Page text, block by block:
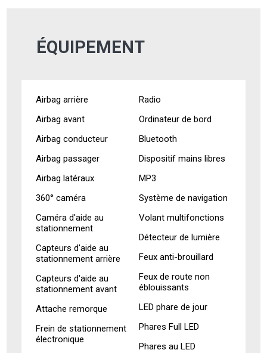
ÉQUIPEMENT
Airbag arrière
Airbag avant
Airbag conducteur
Airbag passager
Airbag latéraux
360° caméra
Caméra d'aide au
stationnement
Capteurs d'aide au
stationnement arrière
Capteurs d'aide au
stationnement avant
Attache remorque
Frein de stationnement
électronique
Radio
Ordinateur de bord
Bluetooth
Dispositif mains libres
MP3
Système de navigation
Volant multifonctions
Détecteur de lumière
Feux anti-brouillard
Feux de route non
éblouissants
LED phare de jour
Phares Full LED
Phares au LED